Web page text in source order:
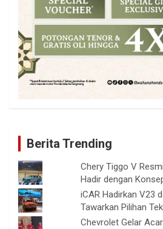
Berita Trending
Chery Tiggo V
Hadir dengan
iCAR Hadirkan V23
Tawarkan Pilihan
Chevrolet Gelar